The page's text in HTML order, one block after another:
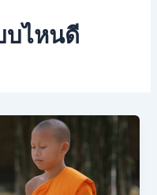
บไหนดี